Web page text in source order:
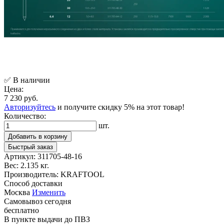
✅ В наличии
Цена:
7 230 руб.
Авторизуйтесь и получите скидку 5% на этот товар!
Количество:
шт.
Добавить в корзину
Быстрый заказ
Артикул: 311705-48-16
Вес: 2.135 кг.
Производитель: KRAFTOOL
Способ доставки
Москва Изменить
Самовывоз сегодня
бесплатно
В пункте выдачи до ПВЗ